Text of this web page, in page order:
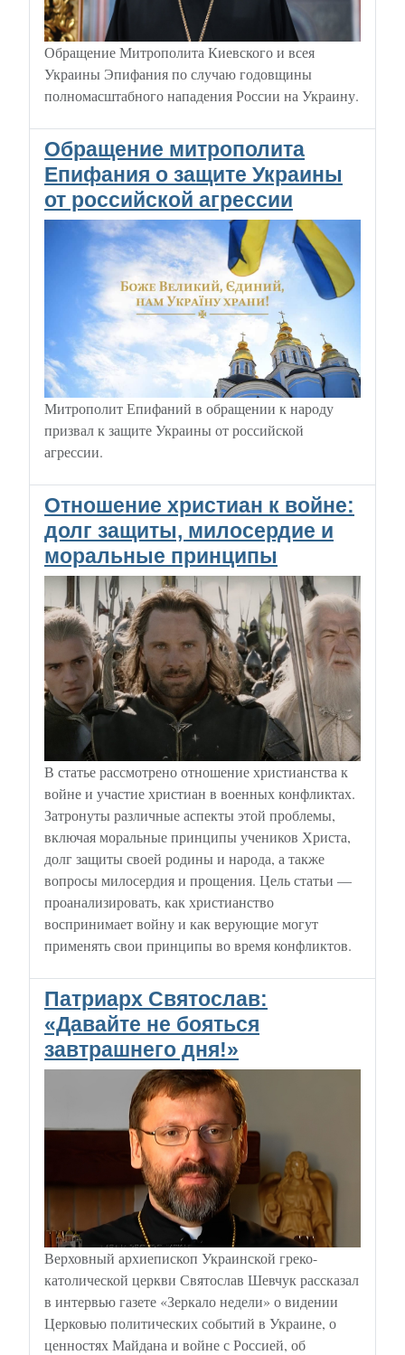
Обращение Митрополита Киевского и всея
Украины Эпифания по случаю годовщины
полномасштабного нападения России на Украину.
Обращение митрополита
Епифания о защите Украины
от российской агрессии
Митрополит Епифаний в обращении к народу
призвал к защите Украины от российской
агрессии.
Отношение христиан к войне:
долг защиты, милосердие и
моральные принципы
В статье рассмотрено отношение христианства к
войне и участие христиан в военных конфликтах.
Затронуты различные аспекты этой проблемы,
включая моральные принципы учеников Христа,
долг защиты своей родины и народа, а также
вопросы милосердия и прощения. Цель статьи —
проанализировать, как христианство
воспринимает войну и как верующие могут
применять свои принципы во время конфликтов.
Патриарх Святослав:
«Давайте не бояться
завтрашнего дня!»
Верховный архиепископ Украинской греко-
католической церкви Святослав Шевчук рассказал
в интервью газете «Зеркало недели» о видении
Церковью политических событий в Украине, о
ценностях Майдана и войне с Россией, об